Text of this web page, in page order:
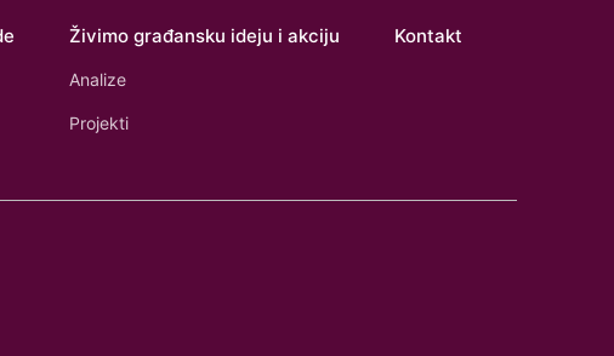
Živimo građansku ideju i akciju
Analize
Projekti
Kontakt